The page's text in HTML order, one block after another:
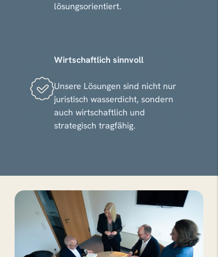
lösungsorientiert.
Wirtschaftlich sinnvoll
Unsere Lösungen sind nicht nur
juristisch wasserdicht, sondern
auch wirtschaftlich und
strategisch tragfähig.